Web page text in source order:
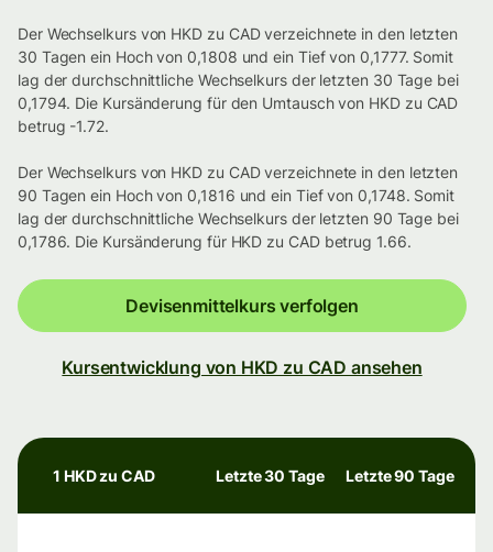
Der Wechselkurs von HKD zu CAD verzeichnete in den letzten
30 Tagen ein Hoch von 0,1808 und ein Tief von 0,1777. Somit
lag der durchschnittliche Wechselkurs der letzten 30 Tage bei
0,1794. Die Kursänderung für den Umtausch von HKD zu CAD
betrug -1.72.
Der Wechselkurs von HKD zu CAD verzeichnete in den letzten
90 Tagen ein Hoch von 0,1816 und ein Tief von 0,1748. Somit
lag der durchschnittliche Wechselkurs der letzten 90 Tage bei
0,1786. Die Kursänderung für HKD zu CAD betrug 1.66.
Devisenmittelkurs verfolgen
Kursentwicklung von HKD zu CAD ansehen
1 HKD zu CAD Letzte 30 Tage Letzte 90 Tage